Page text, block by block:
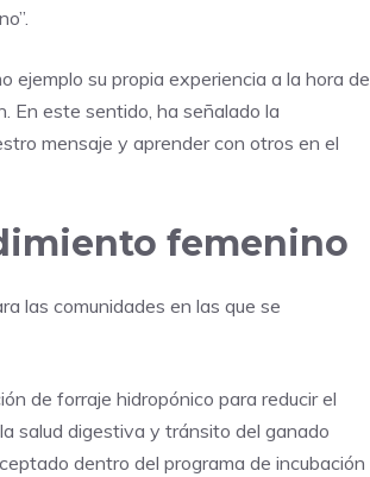
ejemplo su propia experiencia a la hora de
En este sentido, ha señalado la
mensaje y aprender con otros en el
femenino
las comunidades en las que se
de forraje hidropónico para reducir el
salud digestiva y tránsito del ganado
dentro del programa de incubación